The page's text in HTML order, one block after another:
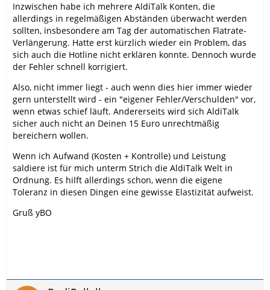
Inzwischen habe ich mehrere AldiTalk Konten, die
allerdings in regelmäßigen Abständen überwacht werden
sollten, insbesondere am Tag der automatischen Flatrate-
Verlängerung. Hatte erst kürzlich wieder ein Problem, das
sich auch die Hotline nicht erklären konnte. Dennoch wurde
der Fehler schnell korrigiert.
Also, nicht immer liegt - auch wenn dies hier immer wieder
gern unterstellt wird - ein "eigener Fehler/Verschulden" vor,
wenn etwas schief läuft. Andererseits wird sich AldiTalk
sicher auch nicht an Deinen 15 Euro unrechtmäßig
bereichern wollen.
Wenn ich Aufwand (Kosten + Kontrolle) und Leistung
saldiere ist für mich unterm Strich die AldiTalk Welt in
Ordnung. Es hilft allerdings schon, wenn die eigene
Toleranz in diesen Dingen eine gewisse Elastizität aufweist.
Gruß yBO